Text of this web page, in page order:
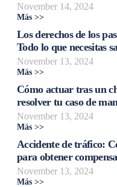
November 14, 2024
Más >>
Los derechos de los
Todo lo que necesitas
November 13, 2024
Más >>
Cómo actuar tras un
resolver tu caso de
November 13, 2024
Más >>
Accidente de tráfico:
para obtener
November 13, 2024
Más >>